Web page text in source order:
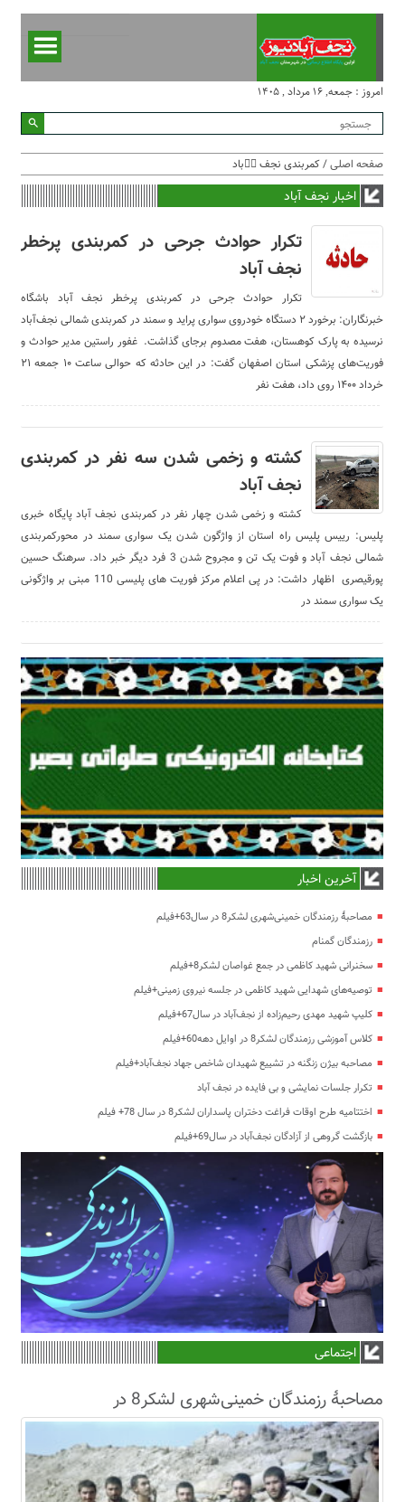
امروز : جمعه, ۱۶ مرداد , ۱۴۰۵
صفحه اصلی/ کمربندی نجف آۤباد
اخبار نجف آباد
تکرار حوادث جرحی در کمربندی پرخطر
نجف آباد
تکرار حوادث جرحی در کمربندی پرخطر نجف آباد باشگاه
خبرنگاران: برخورد ۲ دستگاه خودروی سواری پراید و سمند در کمربندی شمالی نجف‌آباد
نرسیده به پارک کوهستان، هفت مصدوم برجای گذاشت‌. غفور راستین مدیر حوادث و
فوریت‌های پزشکی استان اصفهان گفت: در این حادثه که حوالی ساعت ۱۰ جمعه ۲۱
خرداد ۱۴۰۰ روی داد، هفت نفر
کشته و زخمی شدن سه نفر در کمربندی
نجف آباد
کشته و زخمی شدن چهار نفر در کمربندی نجف آباد پایگاه خبری
پلیس: رییس پلیس راه استان از واژگون شدن یک سواری سمند در محورکمربندی
شمالی نجف آباد و فوت یک تن و مجروح شدن 3 فرد دیگر خبر داد. سرهنگ حسین
پورقیصری اظهار داشت: در پی اعلام مرکز فوریت های پلیسی 110 مبنی بر واژگونی
یک سواری سمند در
آخرین اخبار
مصاحبۀ رزمندگان خمینی‌شهری لشکر8 در سال63+فیلم
رزمندگان گمنام
سخنرانی شهید کاظمی در جمع غواصان لشکر8+فیلم
توصیه‌های شهدایی شهید کاظمی در جلسه نیروی زمینی+فیلم
کلیپ شهید مهدی رحیم‌زاده از نجف‌آباد در سال67+فیلم
کلاس آموزشی رزمندگان لشکر8 در اوایل دهه60+فیلم
مصاحبه بیژن زنگنه در تشییع شهیدان شاخص جهاد نجف‌آباد+فیلم
تکرار جلسات نمایشی و بی فایده در نجف آباد
اختتامیه طرح اوقات فراغت دختران پاسداران لشکر8 در سال 78+ فیلم
بازگشت گروهی از آزادگان نجف‌آباد در سال69+فیلم
اجتماعی
مصاحبۀ رزمندگان خمینی‌شهری لشکر8 در
سال63+فیلم